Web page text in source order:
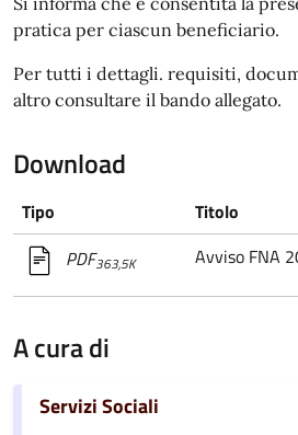
pratica per ciascun beneficiario.
Per tutti i dettagli. requisiti,
altro consultare il bando allegato.
Download
Tipo Titolo
PDF363,5K Avviso FNA
A cura di
Servizi Sociali